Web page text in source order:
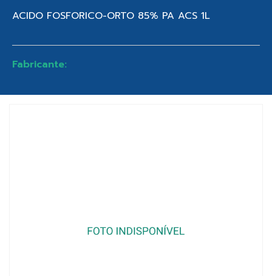
ACIDO FOSFORICO-ORTO 85% PA ACS 1L
Fabricante: